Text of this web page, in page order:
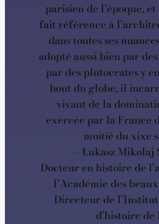
parisien de l’époque,
fait référence à
dans toutes ses
adopté aussi bien par
par des plutocrates y
bout du globe, il
vivant de la
exercée par la France
moitié du xixe
– Łukasz Mikołaj
Docteur en histoire de
l’Académie des
Directeur de
d’histoire de